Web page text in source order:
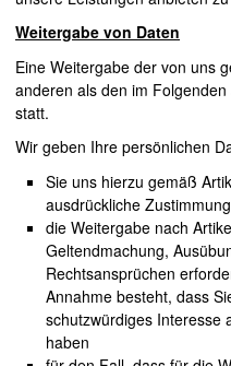
Weitergabe von Daten
Eine Weitergabe der von uns
anderen als den im
statt.
Wir geben Ihre persönlichen
Sie uns hierzu gemäß
ausdrückliche
die Weitergabe nach
Geltendmachung,
Rechtsansprüchen
Annahme besteht, dass
schutzwürdiges Interesse
haben